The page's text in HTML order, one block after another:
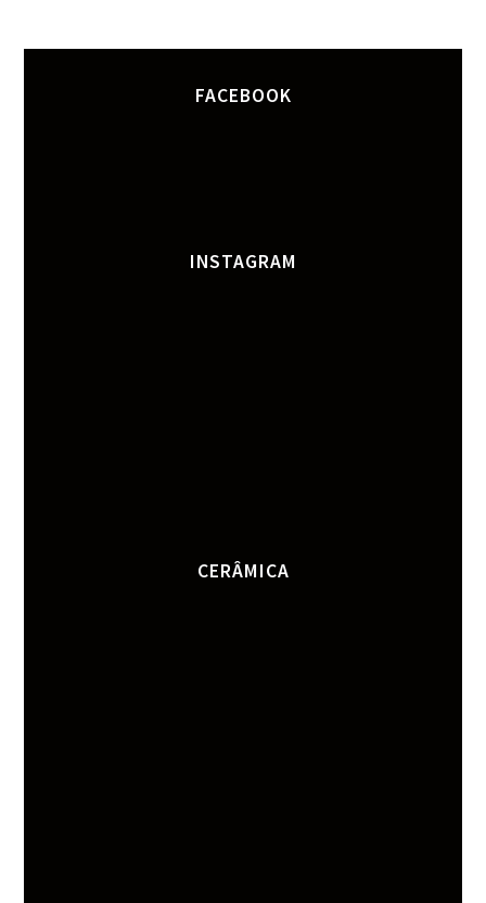
FACEBOOK
INSTAGRAM
CERÂMICA